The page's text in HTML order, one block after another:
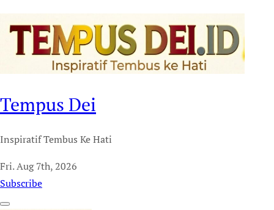
Tempus Dei
Inspiratif Tembus Ke Hati
Fri. Aug 7th, 2026
Subscribe